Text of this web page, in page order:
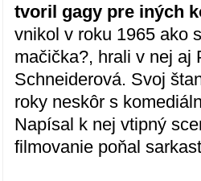
tvoril gagy pre iných
vnikol v roku 1965 ako
mačička?, hrali v nej aj
Schneiderová. Svoj
roky neskôr s
Napísal k nej vtipný
filmovanie poňal